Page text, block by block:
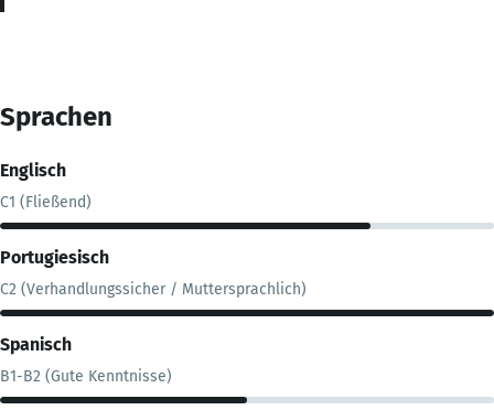
Sprachen
Englisch
C1 (Fließend)
Portugiesisch
C2 (Verhandlungssicher / Muttersprachlich)
Spanisch
B1-B2 (Gute Kenntnisse)